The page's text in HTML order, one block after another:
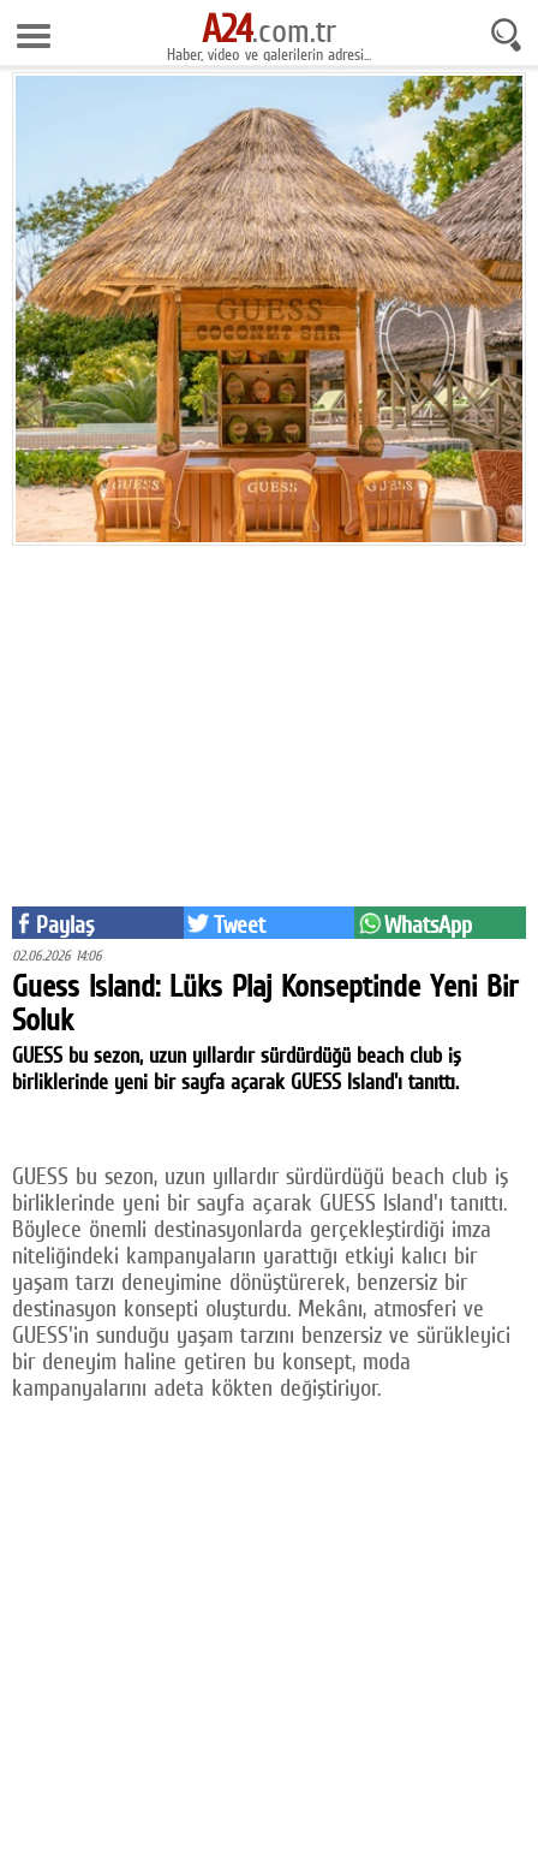
10 Ağustos 2026 6:39:47
Anasayfa
Video Galeri
Gündem
Ekonomi
Yaşam
Magazin
Teknoloji
Spor
Yazarlar
İletişim
A24 SOSYAL MEDYA
Google Plus
© 2026 TÜM HAKLARI SAKLIDIR
A24.com.tr
Haber, video ve galerilerin adresi...
Paylaş Tweet WhatsApp
02.06.2026 14:06
Guess Island: Lüks Plaj Konseptinde Yeni Bir
Soluk
GUESS bu sezon, uzun yıllardır sürdürdüğü beach club iş
birliklerinde yeni bir sayfa açarak GUESS Island'ı tanıttı.
GUESS bu sezon, uzun yıllardır sürdürdüğü beach club iş
birliklerinde yeni bir sayfa açarak GUESS Island'ı tanıttı.
Böylece önemli destinasyonlarda gerçekleştirdiği imza
niteliğindeki kampanyaların yarattığı etkiyi kalıcı bir
yaşam tarzı deneyimine dönüştürerek, benzersiz bir
destinasyon konsepti oluşturdu. Mekânı, atmosferi ve
GUESS'in sunduğu yaşam tarzını benzersiz ve sürükleyici
bir deneyim haline getiren bu konsept, moda
kampanyalarını adeta kökten değiştiriyor.